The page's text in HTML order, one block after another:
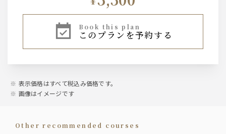
book this plan
このプランを予約する
表示価格はすべて税込み価格です。
画像はイメージです
other recommended courses